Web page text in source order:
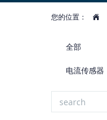
您的位置：
全部
电流传感器